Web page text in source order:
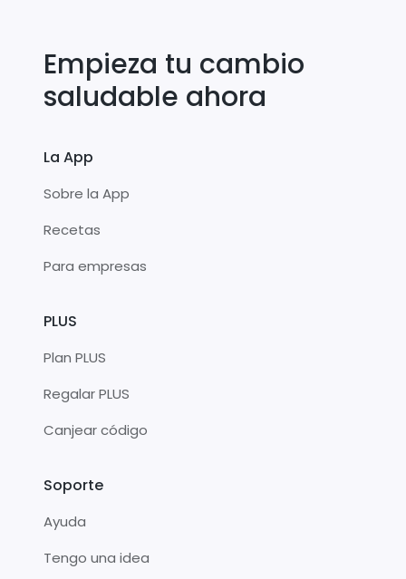
Empieza tu cambio
saludable ahora
La App
Sobre la App
Recetas
Para empresas
PLUS
Plan PLUS
Regalar PLUS
Canjear código
Soporte
Ayuda
Tengo una idea